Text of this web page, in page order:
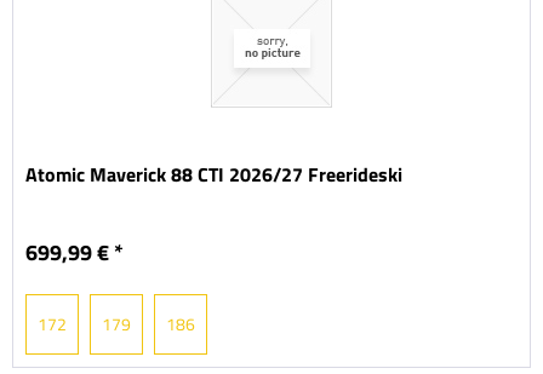
Atomic Maverick 88 CTI 2026/27 Freerideski
699,99 € *
172 179 186